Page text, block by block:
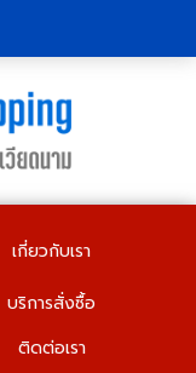
เกี่ยวกับเรา
บริการสั่งซื้อ
ติดต่อเรา